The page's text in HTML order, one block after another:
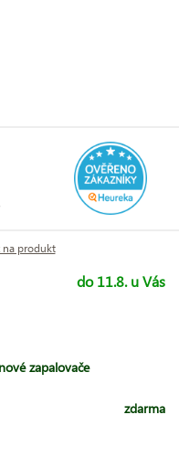
na produkt
do 11.8. u Vás
zapalovače
zdarma